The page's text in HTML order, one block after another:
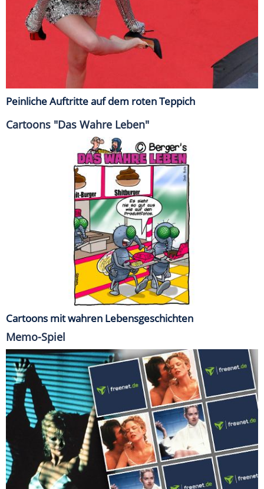
Peinliche Auftritte auf dem roten Teppich
Cartoons "Das Wahre Leben"
Cartoons mit wahren Lebensgeschichten
Memo-Spiel